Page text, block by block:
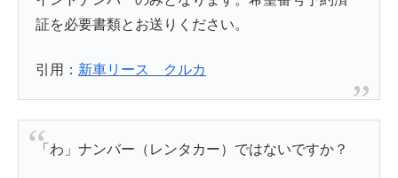
証を必要書類とお送りください。
引用： 新車リース クルカ
「わ」ナンバー（レンタカー）ではないですか？